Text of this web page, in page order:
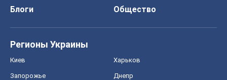
Блоги
Общество
Регионы Украины
Киев Харьков
Запорожье Днепр